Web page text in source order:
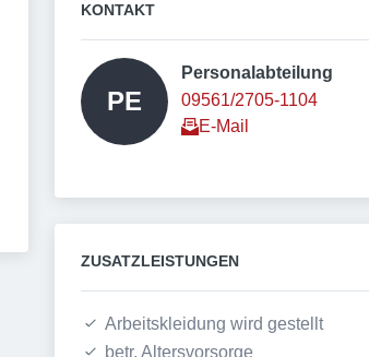
KONTAKT
PE
Personalabteilung
09561/2705-1104
E-Mail
ZUSATZLEISTUNGEN
Arbeitskleidung wird gestellt
betr. Altersvorsorge